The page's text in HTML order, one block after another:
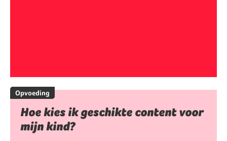
Opvoeding
Hoe kies ik geschikte content voor
mijn kind?